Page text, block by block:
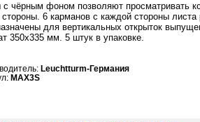
с чёрным фоном позволяют просматривать
стороны. 6 карманов с каждой стороны
для вертикальных открыток
350x335 мм. 5 штук в упаковке.
Leuchtturm-Германия
MAX3S